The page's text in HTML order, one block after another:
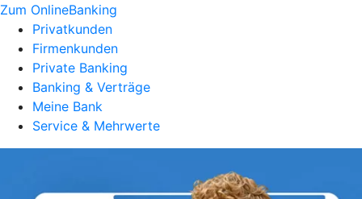
Zum OnlineBanking
Privatkunden
Firmenkunden
Private Banking
Banking & Verträge
Meine Bank
Service & Mehrwerte